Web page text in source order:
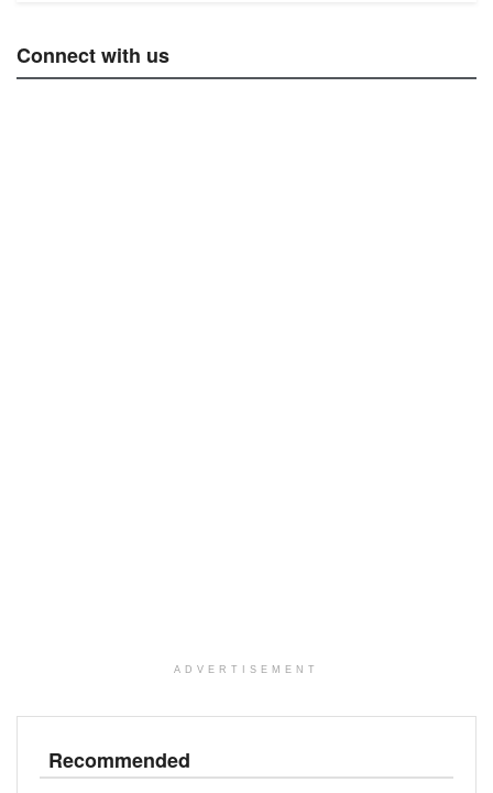
Connect with us
ADVERTISEMENT
Recommended